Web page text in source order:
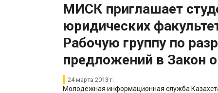
МИСК приглашает
юридических
Рабочую группу по
предложений в Закон
24 марта 2013 г.
Молодежная информационная служба